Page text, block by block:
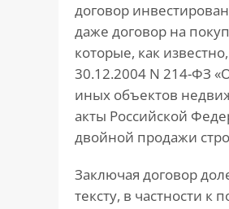
договор
даже договор на
которые, как
30.12.2004 N 214-ФЗ
иных объектов
акты Российской
двойной продажи
Заключая договор
тексту, в частности